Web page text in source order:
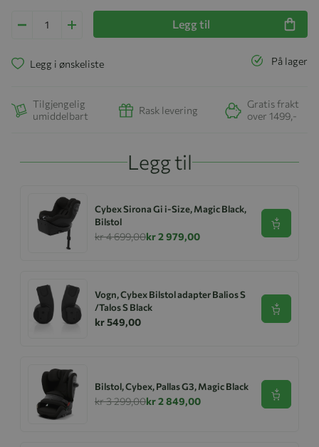
Legg til
På lager
Legg i ønskeliste
Tilgjengelig
umiddelbart
Rask levering
Gratis frakt
over 1499,-
Legg til
Cybex Sirona Gi i-Size, Magic Black,
Bilstol
kr 4 699,00kr 2 979,00
Se
Vogn, Cybex Bilstol adapter Balios S
/Talos S Black
kr 549,00
Se
Bilstol, Cybex, Pallas G3, Magic Black
kr 3 299,00kr 2 849,00 Se